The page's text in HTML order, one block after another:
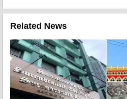
Related News